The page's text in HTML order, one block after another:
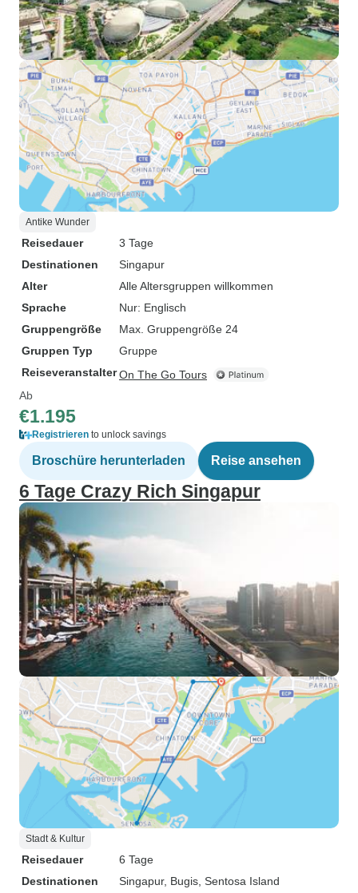
Antike Wunder
Reisedauer
3 Tage
Destinationen
Singapur
Alter
Alle Altersgruppen willkommen
Sprache
Nur: Englisch
Gruppengröße
Max. Gruppengröße 24
Gruppen Typ
Gruppe
ReiseveranstalterOn The Go Tours
Ab
€1.195
Registrieren to unlock savings
Broschüre herunterladen Reise ansehen
6 Tage Crazy Rich Singapur
Stadt & Kultur
Reisedauer
6 Tage
Destinationen
Singapur, Bugis , Sentosa Island